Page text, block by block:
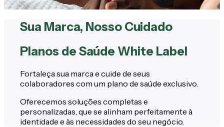
Sua Marca, Nosso Cuidado
Planos de Saúde White Label
Fortaleça sua marca e cuide de seus
colaboradores com um plano de saúde exclusivo.
Oferecemos soluções completas e
personalizadas, que se alinham perfeitamente à
identidade e às necessidades do seu negócio.